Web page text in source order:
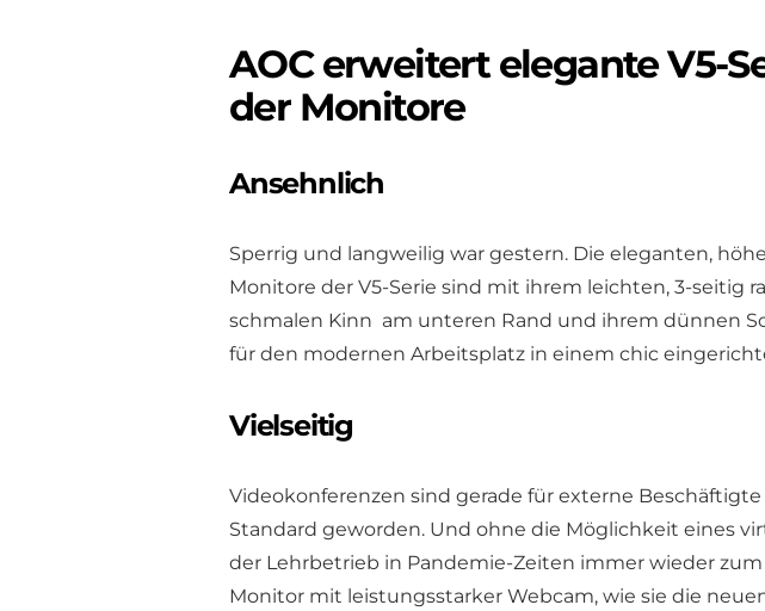
AOC erweitert elegante V5-
der Monitore
Ansehnlich
Sperrig und langweilig war gestern. Die eleganten,
Monitore der V5-Serie sind mit ihrem leichten, 3-seitig
schmalen Kinn am unteren Rand und ihrem dünnen
für den modernen Arbeitsplatz in einem chic
Vielseitig
Videokonferenzen sind gerade für externe
Standard geworden. Und ohne die Möglichkeit eines
der Lehrbetrieb in Pandemie-Zeiten immer wieder
Monitor mit leistungsstarker Webcam, wie sie die